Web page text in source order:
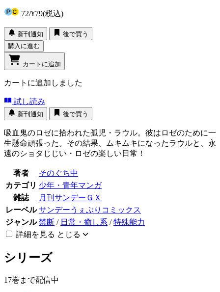
72/¥79(税込)
新刊通知
後で買う
購入に進む
カートに追加
カートに追加しました
試し読み
新刊通知 後で買う
吸血鬼のロゼに拾われた孤児・ラウル。彼はロゼのために一
生懸命頑張った。その結果、ムキムキになったラウルと、永
遠のショタじじい・ロゼの楽しい日常！
著者
そのぐち中
カテゴリ 少年・青年マンガ
雑誌
月刊サンデーＧＸ
レーベル サンデーうぇぶりコミックス
ジャンル 禁断 / 日常・癒し系 /特殊能力
詳細を見る とじる
シリーズ
17巻まで配信中